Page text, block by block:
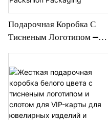
Подарочная Коробка С
Тисненым Логотипом —
Из Специальной Бумаги, С
Крышкой И Основанием
Для Премиальной
Упаковки — Packshion